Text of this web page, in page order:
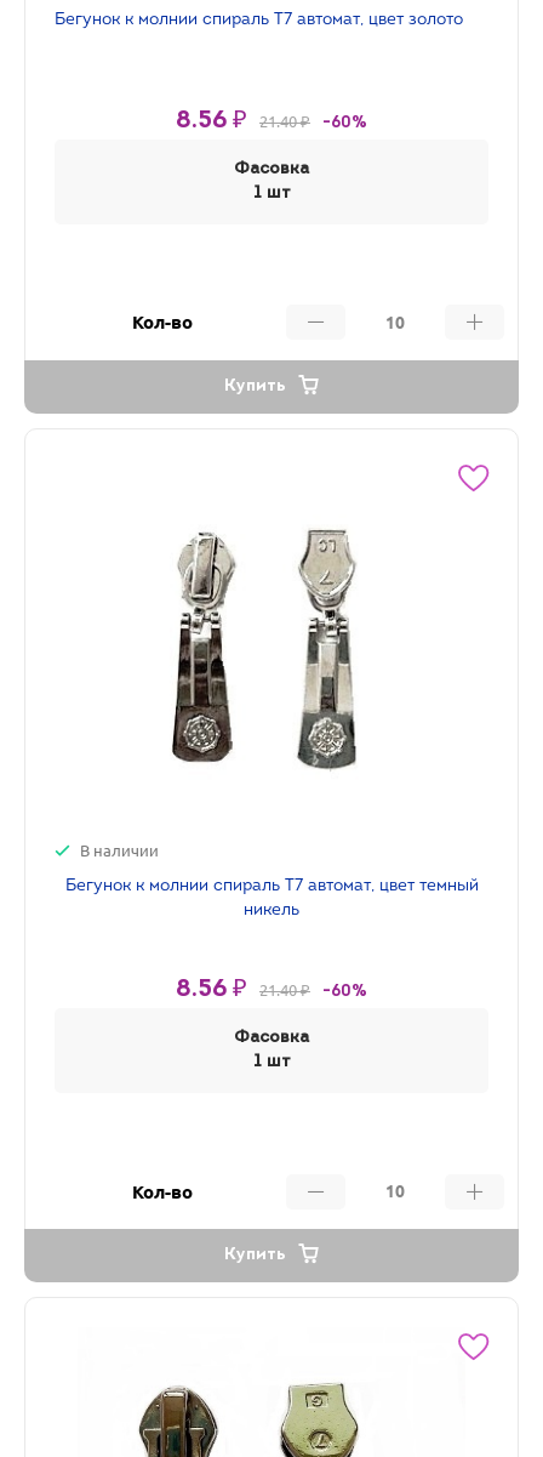
Бегунок к молнии спираль Т7 автомат, цвет золото
8.56 ₽ 21.40 ₽ -60%
Фасовка
1 шт
Кол-во
Купить
В наличии
Бегунок к молнии спираль Т7 автомат, цвет темный
никель
8.56 ₽ 21.40 ₽ -60%
Фасовка
1 шт
Кол-во
Купить